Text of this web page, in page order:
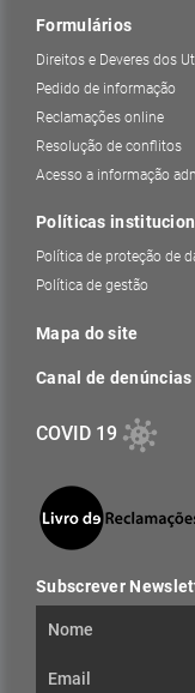
Formulários
Direitos e Deveres dos
Pedido de informação
Reclamações online
Resolução de conflitos
Acesso a informação
Políticas
Política de proteção de
Política de gestão
Mapa do site
Canal de denúncias
COVID 19
Subscrever